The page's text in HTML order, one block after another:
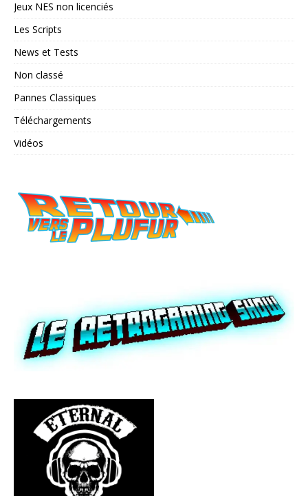
Jeux NES non licenciés
Les Scripts
News et Tests
Non classé
Pannes Classiques
Téléchargements
Vidéos